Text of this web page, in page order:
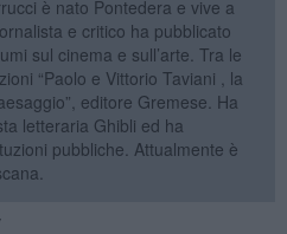
è nato Pontedera e vive a
e critico ha pubblicato
sul cinema e sull’arte. Tra le
“Paolo e Vittorio Taviani , la
editore Gremese. Ha
letteraria Ghibli ed ha
pubbliche. Attualmente è